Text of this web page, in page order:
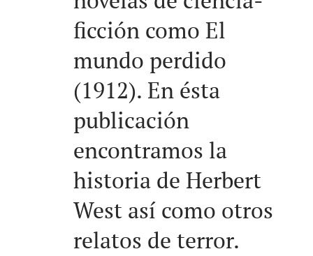
ficción como El
mundo perdido
(1912). En ésta
publicación
encontramos la
historia de Herbert
West así como otros
relatos de terror.